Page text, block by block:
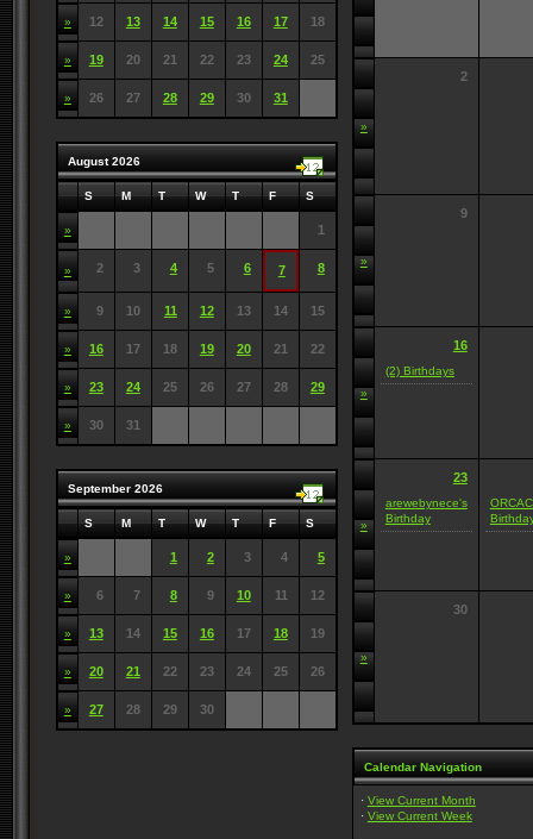
» 12 13 14 15 16 17 18
» 19 20 21 22 23 24 25
» 26 27 28 29 30 31
August 2026
S M T W T F S
» 1
» 2 3 4 5 6 7 8
» 9 10 11 12 13 14 15
» 16 17 18 19 20 21 22
» 23 24 25 26 27 28 29
» 30 31
September 2026
S M T W T F S
» 1 2 3 4 5
» 6 7 8 9 10 11 12
» 13 14 15 16 17 18 19
» 20 21 22 23 24 25 26
» 27 28 29 30
»
2
»
9
»
16
(2) Birthdays
»
23
arewebynece's
Birthday
»
30
Calendar Navigation
· View Current Month
· View Current Week